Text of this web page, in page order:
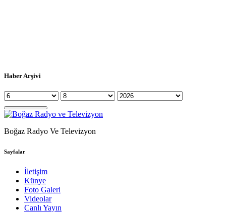
Haber Arşivi
Boğaz Radyo Ve Televizyon
Sayfalar
İletişim
Künye
Foto Galeri
Videolar
Canlı Yayın